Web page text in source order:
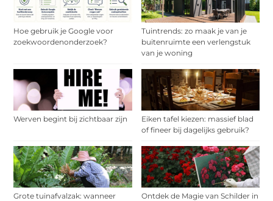
Hoe gebruik je Google voor
zoekwoordenonderzoek?
Tuintrends: zo maak je van je
buitenruimte een verlengstuk
van je woning
Werven begint bij zichtbaar zijn
Eiken tafel kiezen: massief blad
of fineer bij dagelijks gebruik?
Grote tuinafvalzak: wanneer
Ontdek de Magie van Schilder in